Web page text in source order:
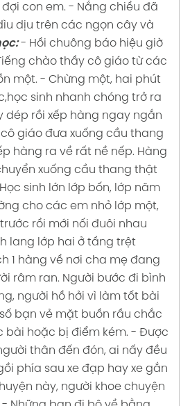
con em. - Nắng chiều đã
dịu trên các ngọn cây và
- Hồi chuông báo hiệu giờ
chào thầy cô giáo từ các
một. - Chừng một, hai phút
sinh nhanh chóng trở ra
dép rồi xếp hàng ngay ngắn
giáo đưa xuống cầu thang
hàng ra về rất nề nếp. Hàng
xuống cầu thang thật
sinh lớn lớp bốn, lớp năm
cho các em nhỏ lớp một,
rồi mới nối đuôi nhau
lang lớp hai ở tầng trệt
1 hàng về nơi cha mẹ đang
râm ran. Người bước đi bình
người hồ hởi vì làm tốt bài
bạn vẻ mặt buồn rầu chắc
bài hoặc bị điểm kém. - Được
thân đến đón, ai nấy đều
phía sau xe đạp hay xe gắn
này, người khoe chuyện